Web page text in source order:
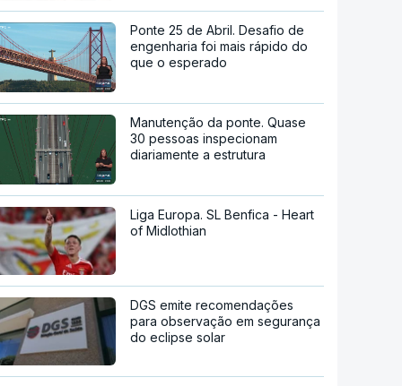
Ponte 25 de Abril. Desafio de
engenharia foi mais rápido do
que o esperado
Manutenção da ponte. Quase
30 pessoas inspecionam
diariamente a estrutura
Liga Europa. SL Benfica - Heart
of Midlothian
DGS emite recomendações
para observação em segurança
do eclipse solar